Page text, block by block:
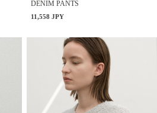
DENIM PANTS
11,558 JPY